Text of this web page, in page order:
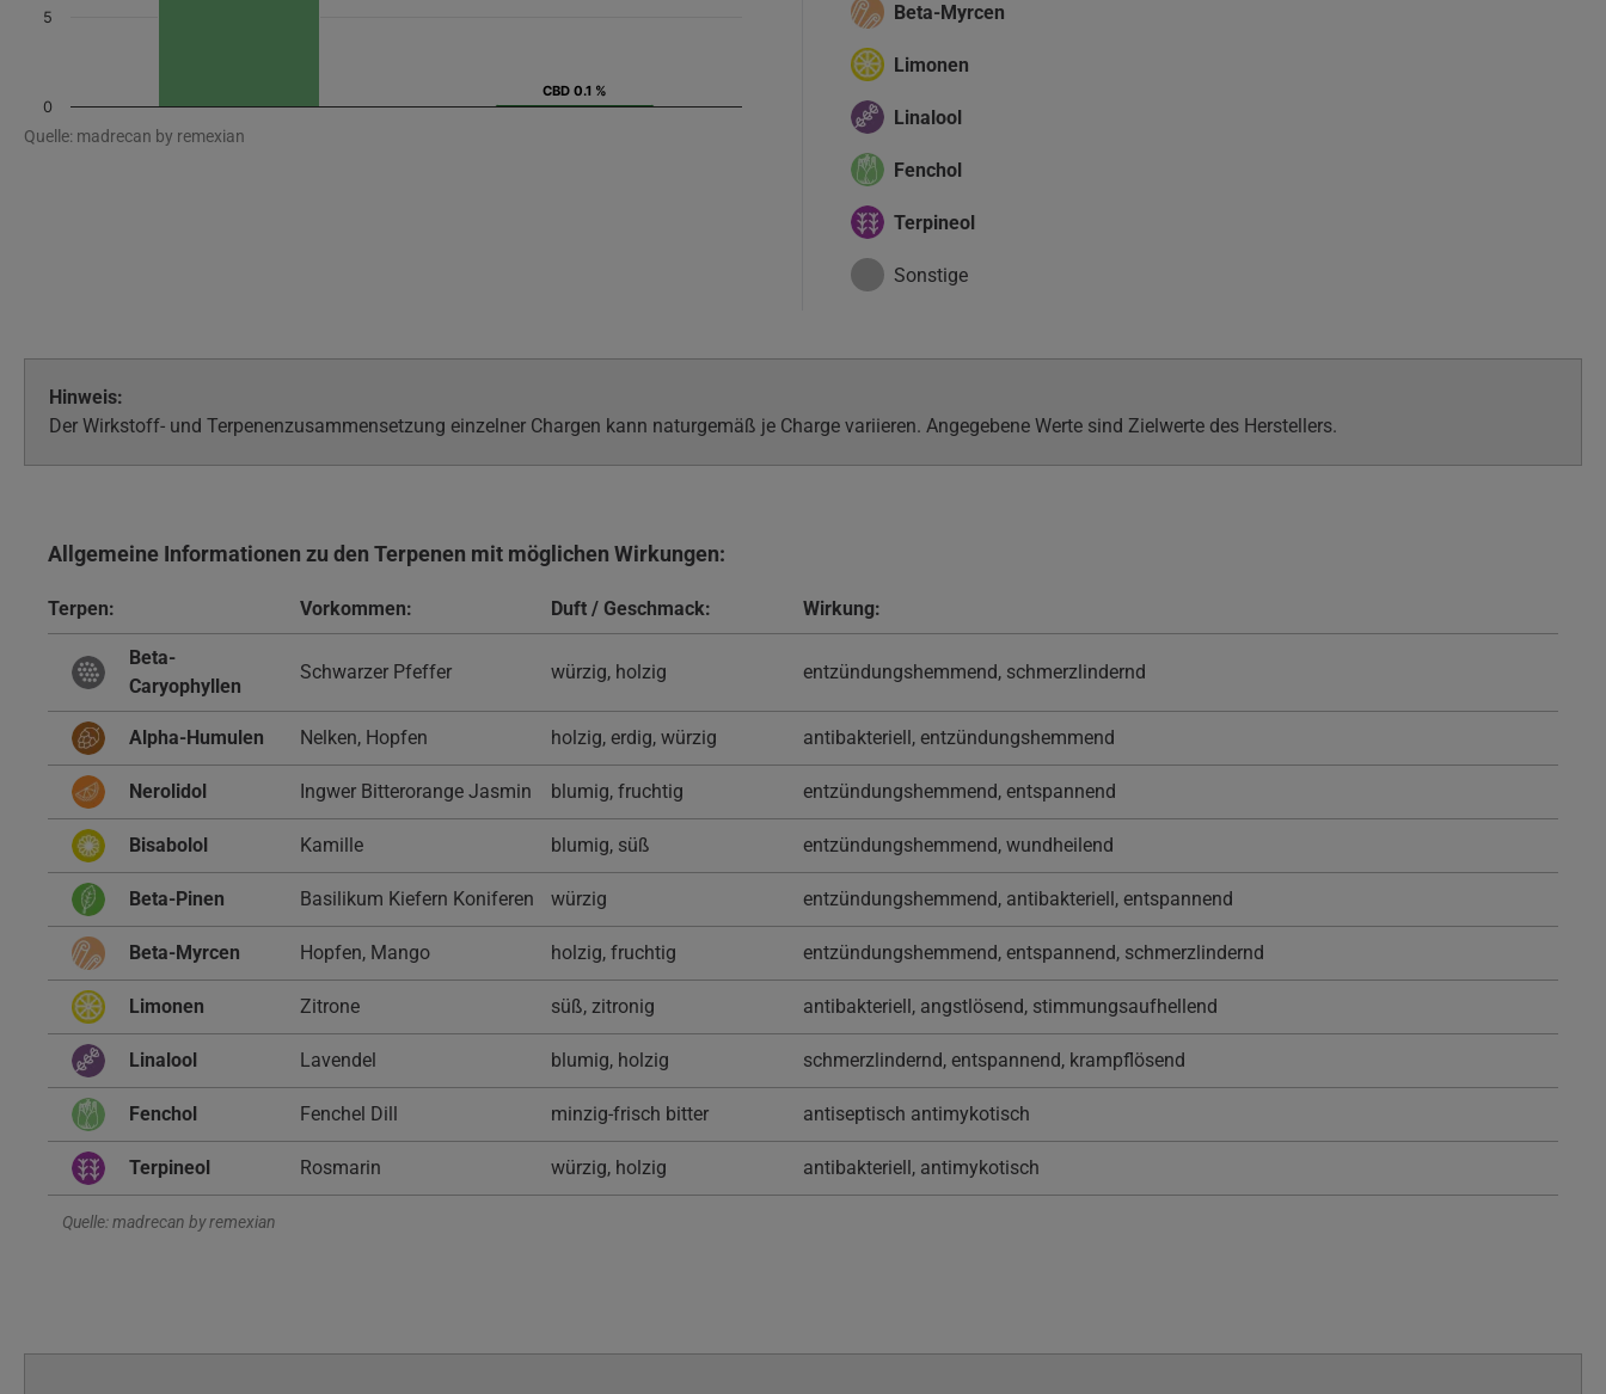
CBD 0.1 %
CBD 0.1 %
0
5
Quelle: madrecan by remexian
Beta-Myrcen
Limonen
Linalool
Fenchol
Terpineol
Sonstige
Hinweis:
Der Wirkstoff- und Terpenenzusammensetzung einzelner Chargen kann naturgemäß je Charge variieren. Angegebene Werte sind Zielwerte des Herstellers.
Allgemeine Informationen zu den Terpenen mit möglichen Wirkungen:
Terpen: Vorkommen: Duft / Geschmack: Wirkung:
Beta-
Caryophyllen
Schwarzer Pfeffer würzig, holzig entzündungshemmend, schmerzlindernd
Alpha-Humulen Nelken, Hopfen holzig, erdig, würzig antibakteriell, entzündungshemmend
Nerolidol Ingwer Bitterorange Jasmin blumig, fruchtig entzündungshemmend, entspannend
Bisabolol Kamille blumig, süß entzündungshemmend, wundheilend
Beta-Pinen Basilikum Kiefern Koniferen würzig entzündungshemmend, antibakteriell, entspannend
Beta-Myrcen Hopfen, Mango holzig, fruchtig entzündungshemmend, entspannend, schmerzlindernd
Limonen Zitrone süß, zitronig antibakteriell, angstlösend, stimmungsaufhellend
Linalool Lavendel blumig, holzig schmerzlindernd, entspannend, krampflösend
Fenchol Fenchel Dill minzig-frisch bitter antiseptisch antimykotisch
Terpineol Rosmarin würzig, holzig antibakteriell, antimykotisch
Quelle: madrecan by remexian